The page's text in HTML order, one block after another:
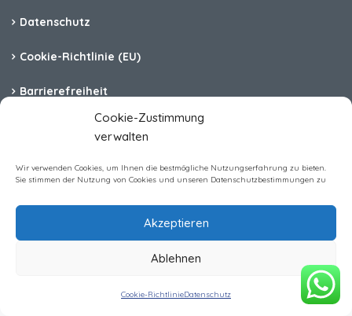
Cookie-Zustimmung
verwalten
Wir verwenden Cookies, um Ihnen die bestmögliche Nutzungserfahrung zu bieten.
Sie stimmen der Nutzung von Cookies und unseren Datenschutzbestimmungen zu
Akzeptieren
Ablehnen
Cookie-RichtlinieDatenschutz
Datenschutz
Cookie-Richtlinie (EU)
Barrierefreiheit
Homerent Immobilien GmbH All rights reserved